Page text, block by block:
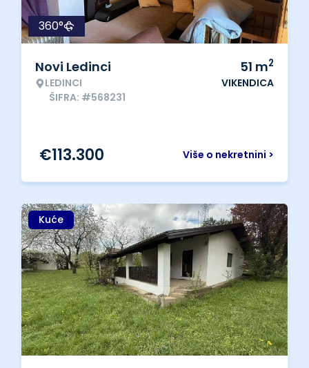
360°
Novi Ledinci
LEDINCI
ŠIFRA: #568231
51 m2
VIKENDICA
Više o nekretnini >
€113.300
Kuće